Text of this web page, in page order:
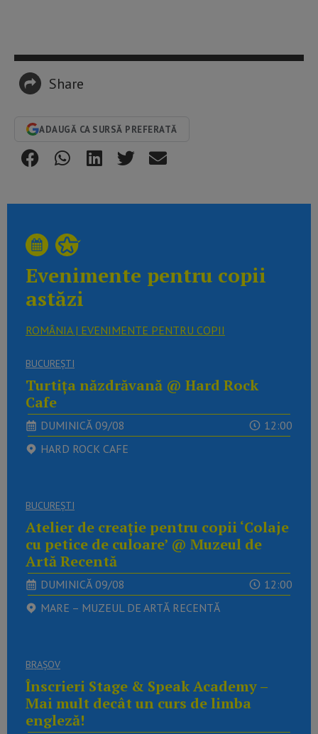
Share
ADAUGĂ CA SURSĂ PREFERATĂ
Evenimente pentru copii
astăzi
ROMÂNIA | EVENIMENTE PENTRU COPII
BUCUREŞTI
Turtița năzdrăvană @ Hard Rock
Cafe
DUMINICĂ 09/08
12:00
HARD ROCK CAFE
BUCUREŞTI
Atelier de creație pentru copii ‘Colaje
cu petice de culoare’ @ Muzeul de
Artă Recentă
DUMINICĂ 09/08
12:00
MARE – MUZEUL DE ARTĂ RECENTĂ
BRAŞOV
Înscrieri Stage & Speak Academy –
Mai mult decât un curs de limba
engleză!